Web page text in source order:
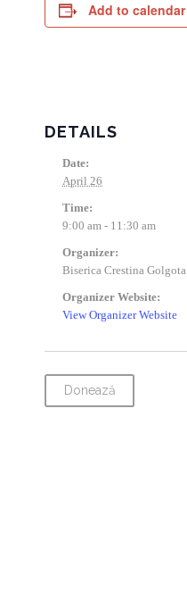
Add to calendar
DETAILS
Date:
April 26
Time:
9:00 am - 11:30 am
Organizer:
Biserica Crestina Golgota
Organizer Website:
View Organizer Website
Donează